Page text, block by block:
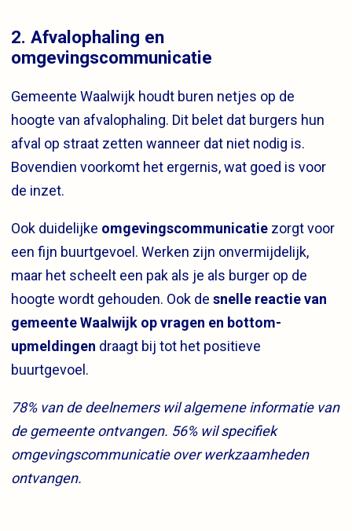
2. Afvalophaling en
omgevingscommunicatie
Gemeente Waalwijk houdt buren netjes op de
hoogte van afvalophaling. Dit belet dat burgers hun
afval op straat zetten wanneer dat niet nodig is.
Bovendien voorkomt het ergernis, wat goed is voor
de inzet.
Ook duidelijke omgevingscommunicatie zorgt voor
een fijn buurtgevoel. Werken zijn onvermijdelijk,
maar het scheelt een pak als je als burger op de
hoogte wordt gehouden. Ook de snelle reactie van
gemeente Waalwijk op vragen en bottom-
upmeldingen draagt bij tot het positieve
buurtgevoel.
78% van de deelnemers wil algemene informatie van
de gemeente ontvangen. 56% wil specifiek
omgevingscommunicatie over werkzaamheden
ontvangen.